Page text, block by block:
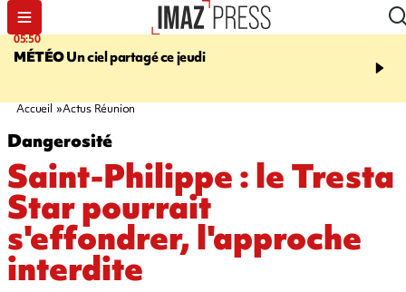
05:50
MÉTÉOUn ciel partagé ce jeudi
08:13
La
Accueil Actus Réunion
Dangerosité
Saint-Philippe : le Tresta
Star pourrait
s'effondrer, l'approche
interdite